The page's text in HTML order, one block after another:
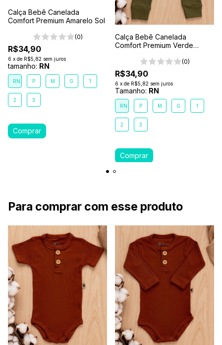
Calça Bebê Canelada
Comfort Premium Amarelo Sol
(0)
R$34,90
6 x de R$5,82 sem juros
tamanho: RN
RN P M G 1
2 3
Calça Bebê Canelada
Comfort Premium Verde
(0)
R$34,90
6 x de R$5,82 sem juros
Tamanho: RN
RN P M G 1
2 3
Para comprar com esse produto